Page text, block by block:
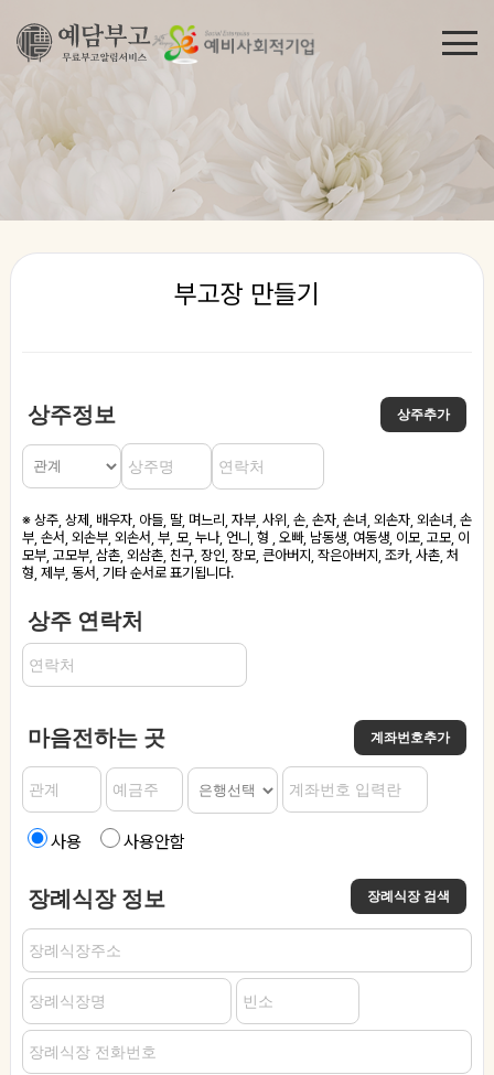
부고장 만들기
상주정보 상주추가
※ 상주, 상제, 배우자, 아들, 딸, 며느리, 자부, 사위, 손, 손자, 손녀, 외손자, 외손녀, 손
부, 손서, 외손부, 외손서, 부, 모, 누나, 언니, 형 , 오빠, 남동생, 여동생, 이모, 고모, 이
모부, 고모부, 삼촌, 외삼촌, 친구, 장인, 장모, 큰아버지, 작은아버지, 조카, 사촌, 처
형, 제부, 동서, 기타 순서로 표기됩니다.
상주 연락처
마음전하는 곳 계좌번호추가
사용 사용안함
장례식장 정보 장례식장 검색